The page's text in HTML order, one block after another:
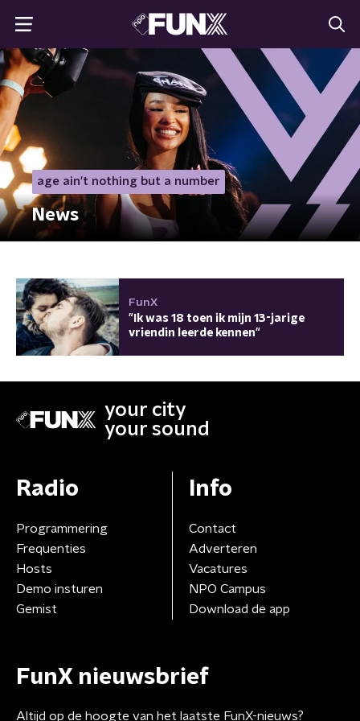
age ain't nothing but a number
News
FunX
"Ik was 18 toen ik mijn 13-jarige
vriendin leerde kennen"
your city
your sound
Radio
Programmering
Frequenties
Hosts
Demo insturen
Gemist
Info
Contact
Adverteren
Vacatures
NPO Campus
Download de app
FunX nieuwsbrief
Altijd op de hoogte van het laatste FunX-nieuws?